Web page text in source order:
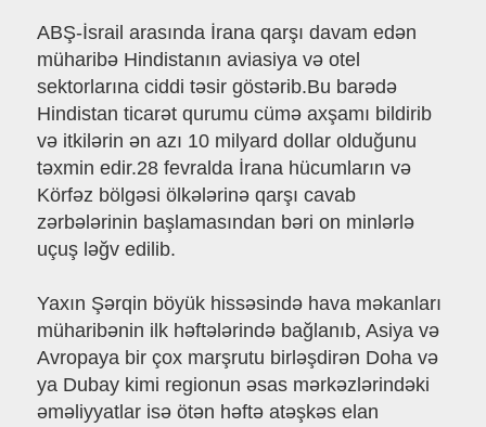
ABŞ-İsrail arasında İrana qarşı davam edən
müharibə Hindistanın aviasiya və otel
sektorlarına ciddi təsir göstərib.Bu barədə
Hindistan ticarət qurumu cümə axşamı bildirib
və itkilərin ən azı 10 milyard dollar olduğunu
təxmin edir.28 fevralda İrana hücumların və
Körfəz bölgəsi ölkələrinə qarşı cavab
zərbələrinin başlamasından bəri on minlərlə
uçuş ləğv edilib.
Yaxın Şərqin böyük hissəsində hava məkanları
müharibənin ilk həftələrində bağlanıb, Asiya və
Avropaya bir çox marşrutu birləşdirən Doha və
ya Dubay kimi regionun əsas mərkəzlərindəki
əməliyyatlar isə ötən həftə atəşkəs elan